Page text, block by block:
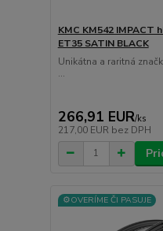
KMC KM542 IMPACT
ET35 SATIN BLACK
Unikátna a raritná
...
266,91 EUR/ks
217,00 EUR bez DPH
⚙️OVERÍME ČI PASUJE